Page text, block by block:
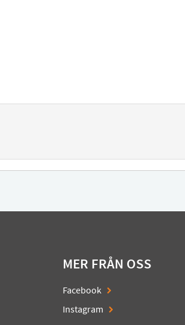
MER FRÅN OSS
Facebook
Instagram